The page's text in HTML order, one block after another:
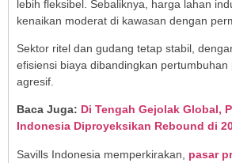
lebih fleksibel. Sebaliknya, harga lahan
kenaikan moderat di kawasan dengan
Sektor ritel dan gudang tetap stabil,
efisiensi biaya dibandingkan pertumbuhan
agresif.
Baca Juga: Di Tengah Gejolak Global,
Indonesia Diproyeksikan Rebound di
Savills Indonesia memperkirakan, pasar